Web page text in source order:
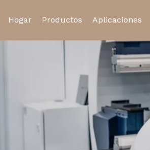
Hogar Productos
Relé electromagnético
Relé de tiempo
Aplicaciones